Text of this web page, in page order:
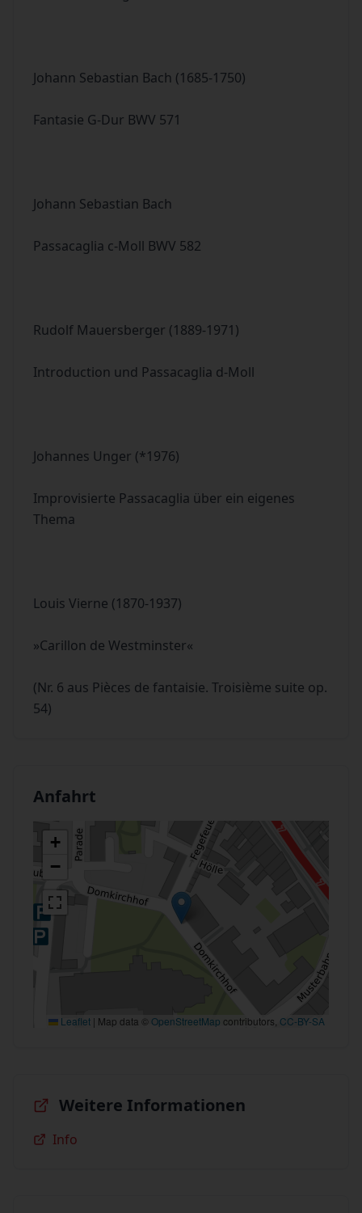
Johann Sebastian Bach (1685-1750)
Fantasie G-Dur BWV 571
Johann Sebastian Bach
Passacaglia c-Moll BWV 582
Rudolf Mauersberger (1889-1971)
Introduction und Passacaglia d-Moll
Johannes Unger (*1976)
Improvisierte Passacaglia über ein eigenes
Thema
Louis Vierne (1870-1937)
»Carillon de Westminster«
(Nr. 6 aus Pièces de fantaisie. Troisième suite op.
54)
Anfahrt
+
−
Leaflet | Map data © OpenStreetMap contributors, CC-BY-SA
Weitere Informationen
Info